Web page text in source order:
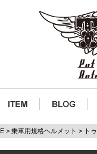
乗車用規格ヘルメット ト